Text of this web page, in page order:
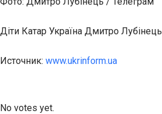
Діти Катар Україна Дмитро Лубінець
Источник: www.ukrinform.ua
No votes yet.